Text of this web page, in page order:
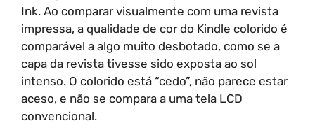
Ink. Ao comparar visualmente com uma revista
impressa, a qualidade de cor do Kindle colorido é
comparável a algo muito desbotado, como se a
capa da revista tivesse sido exposta ao sol
intenso. O colorido está “cedo”, não parece estar
aceso, e não se compara a uma tela LCD
convencional.